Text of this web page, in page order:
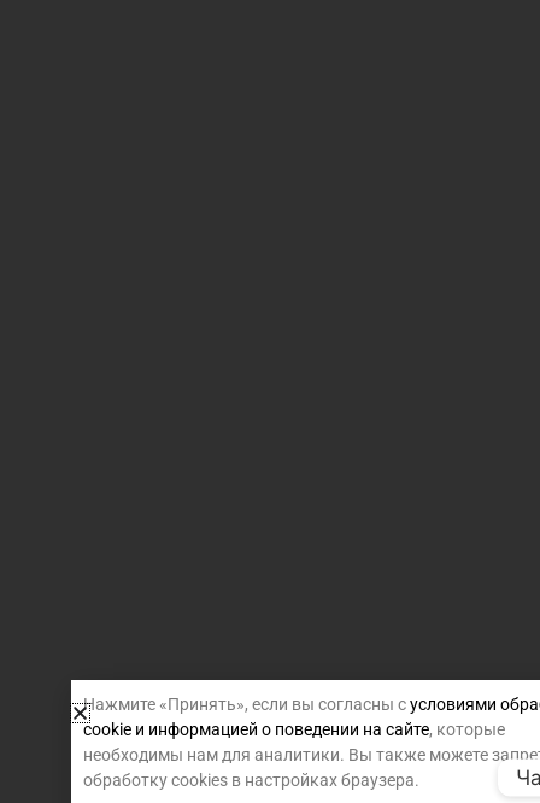
Нажмите «Принять», если вы согласны сусловиями
cookie и информацией о поведении на сайте, которые
необходимы нам для аналитики. Вы также можете
обработку cookies в настройках браузера.